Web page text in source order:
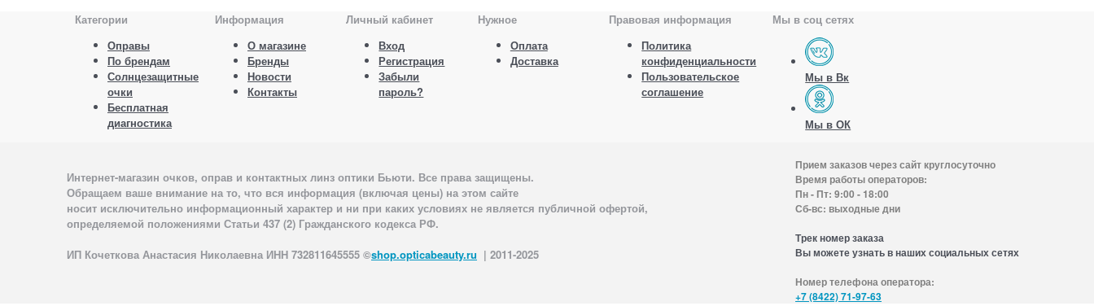
Категории
Оправы
По брендам
Солнцезащитные
очки
Бесплатная
диагностика
Информация
О магазине
Бренды
Новости
Контакты
Личный кабинет
Вход
Регистрация
Забыли
пароль?
Нужное
Оплата
Доставка
Правовая информация
Политика
конфиденциальности
Пользовательское
соглашение
Мы в соц сетях
Мы в Вк
Мы в ОК
Интернет-магазин очков, оправ и контактных линз оптики Бьюти. Все права защищены.
Обращаем ваше внимание на то, что вся информация (включая цены) на этом сайте
носит исключительно информационный характер и ни при каких условиях не является публичной офертой,
определяемой положениями Статьи 437 (2) Гражданского кодекса РФ.
ИП Кочеткова Анастасия Николаевна ИНН 732811645555 ©shop.opticabeauty.ru | 2011-2025
Прием заказов через сайт круглосуточно
Время работы операторов:
Пн - Пт: 9:00 - 18:00
Сб-вс: выходные дни
Трек номер заказа
Вы можете узнать в наших социальных сетях
Номер телефона оператора:
+7 (8422) 71-97-63